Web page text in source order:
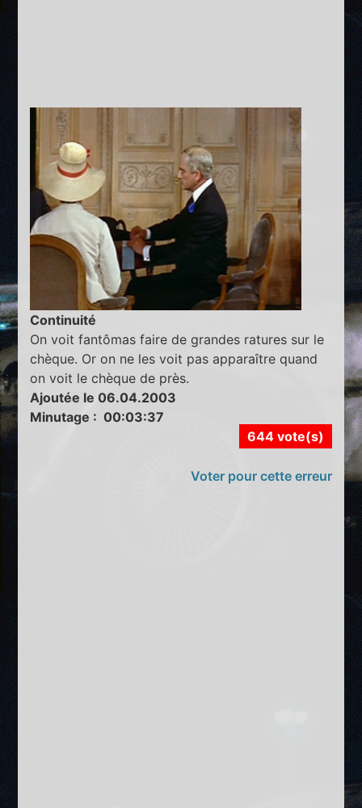
Continuité
On voit fantômas faire de grandes ratures sur le
chèque. Or on ne les voit pas apparaître quand
on voit le chèque de près.
Ajoutée le 06.04.2003
Minutage : 00:03:37
644 vote(s)
Voter pour cette erreur